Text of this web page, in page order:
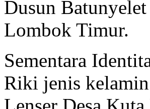
Dusun
Lombok Timur.
Sementara
Riki jenis